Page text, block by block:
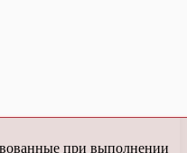
при выполнении